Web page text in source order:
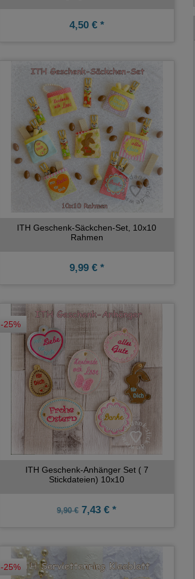
4,50 € *
ITH Geschenk-Säckchen-Set, 10x10
Rahmen
9,99 € *
-25%
ITH Geschenk-Anhänger Set ( 7
Stickdateien) 10x10
9,90 € 7,43 € *
-25%